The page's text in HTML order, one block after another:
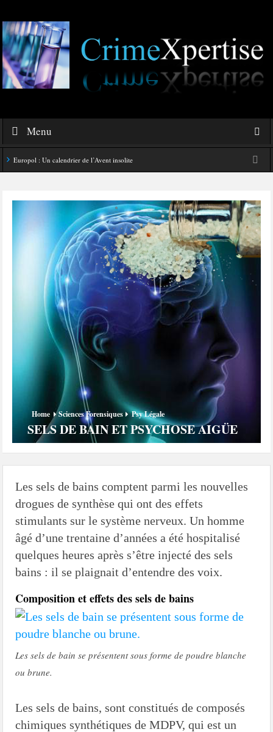
Menu
Europol : Un calendrier de l’Avent insolite
Foot et Blanchiment d’argent L’illusion d’incognito
La Kalachnikov : l’arme la plus meurtrière du monde
La Mafia cible l’Etat Islamique Quantique pour cryptographes
Les méthodes de recrutement des fonctionnaires par le crime organisé
Le criminel de plus stupide de l’été !
Facebook : son catalogue biométrique de Tags illégal ?
Home Sciences Forensiques Psy Légale
SELS DE BAIN ET PSYCHOSE AIGÜE
Les sels de bains comptent parmi les nouvelles
drogues de synthèse qui ont des effets
stimulants sur le système nerveux. Un homme
âgé d’une trentaine d’années a été hospitalisé
quelques heures après s’être injecté des sels
bains : il se plaignait d’entendre des voix.
Composition et effets des sels de bains
Les sels de bain se présentent sous forme de poudre blanche
ou brune.
Les sels de bains, sont constitués de composés
chimiques synthétiques de MDPV, qui est un